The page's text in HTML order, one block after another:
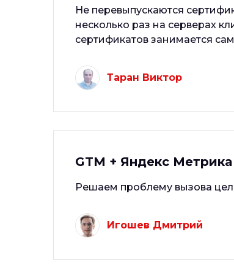
Не перевыпускаются
несколько раз на серверах
сертификатов занимается
Таран Виктор
GTM + Яндекс
Решаем проблему вызова
Игошев Дмитрий